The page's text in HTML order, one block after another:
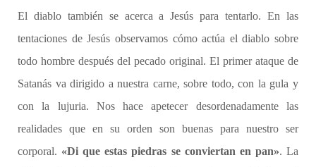
El diablo también se acerca a Jesús para tentarlo. En las
tentaciones de Jesús observamos cómo actúa el diablo sobre
todo hombre después del pecado original. El primer ataque de
Satanás va dirigido a nuestra carne, sobre todo, con la gula y
con la lujuria. Nos hace apetecer desordenadamente las
realidades que en su orden son buenas para nuestro ser
corporal. «Di que estas piedras se conviertan en pan». La